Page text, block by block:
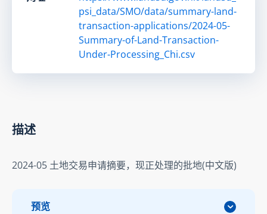
psi_data/SMO/data/summary-land-
transaction-applications/2024-05-
Summary-of-Land-Transaction-
Under-Processing_Chi.csv
描述
2024-05 土地交易申请摘要，现正处理的批地(中文版)
预览